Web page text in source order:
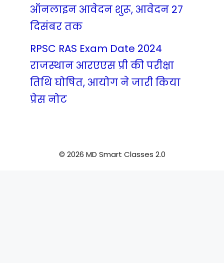
ऑनलाइन आवेदन शुरू, आवेदन 27
दिसंबर तक
RPSC RAS Exam Date 2024
राजस्थान आरएएस प्री की परीक्षा
तिथि घोषित, आयोग ने जारी किया
प्रेस नोट
© 2026 MD Smart Classes 2.0